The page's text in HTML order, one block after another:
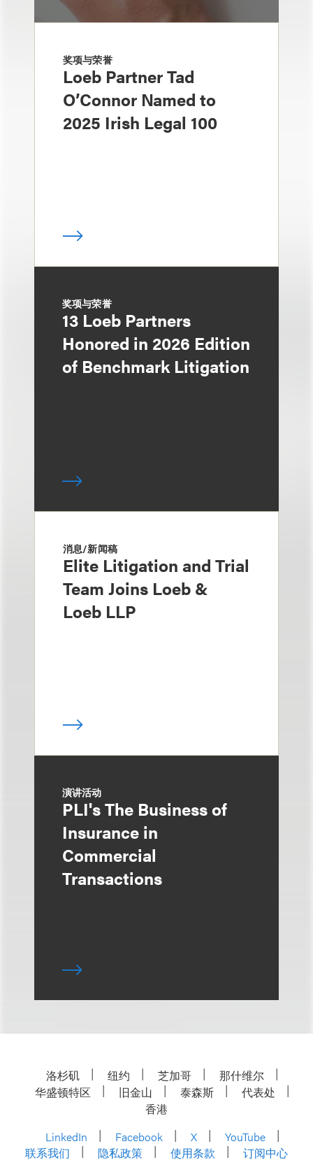
奖项与荣誉
Loeb Partner Tad
O’Connor Named to
2025 Irish Legal 100
奖项与荣誉
13 Loeb Partners
Honored in 2026 Edition
of Benchmark Litigation
消息/新闻稿
Elite Litigation and Trial
Team Joins Loeb &
Loeb LLP
演讲活动
PLI's The Business of
Insurance in
Commercial
Transactions
洛杉矶 纽约 芝加哥
那什维尔
华盛顿特区
旧金山 泰森斯
代表处
香港
LinkedIn
Facebook X
YouTube
联系我们
隐私政策 使用条款 订阅中心